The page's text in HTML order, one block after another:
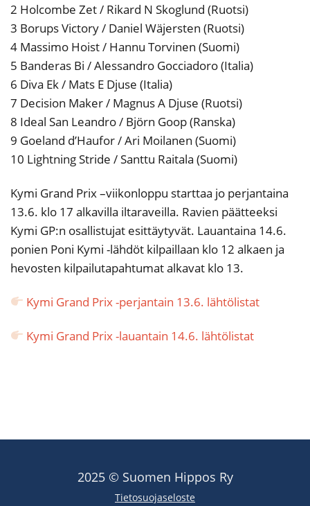
2 Holcombe Zet / Rikard N Skoglund (Ruotsi)
3 Borups Victory / Daniel Wäjersten (Ruotsi)
4 Massimo Hoist / Hannu Torvinen (Suomi)
5 Banderas Bi / Alessandro Gocciadoro (Italia)
6 Diva Ek / Mats E Djuse (Italia)
7 Decision Maker / Magnus A Djuse (Ruotsi)
8 Ideal San Leandro / Björn Goop (Ranska)
9 Goeland d’Haufor / Ari Moilanen (Suomi)
10 Lightning Stride / Santtu Raitala (Suomi)
Kymi Grand Prix –viikonloppu starttaa jo perjantaina
13.6. klo 17 alkavilla iltaraveilla. Ravien päätteeksi
Kymi GP:n osallistujat esittäytyvät. Lauantaina 14.6.
ponien Poni Kymi -lähdöt kilpaillaan klo 12 alkaen ja
hevosten kilpailutapahtumat alkavat klo 13.
Kymi Grand Prix -perjantain 13.6. lähtölistat
Kymi Grand Prix -lauantain 14.6. lähtölistat
2025 © Suomen Hippos Ry
Tietosuojaseloste